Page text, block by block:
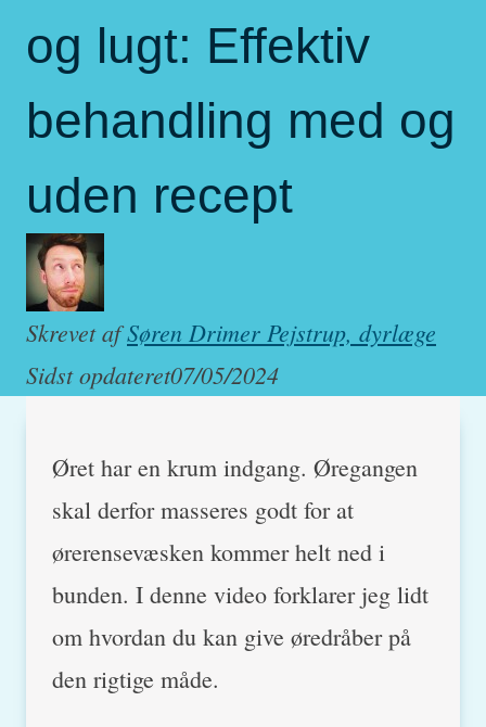
og lugt: Effektiv
behandling med og
uden recept
Skrevet afSøren Drimer Pejstrup, dyrlæge
Sidst opdateret07/05/2024
Øret har en krum indgang. Øregangen
skal derfor masseres godt for at
ørerensevæsken kommer helt ned i
bunden. I denne video forklarer jeg lidt
om hvordan du kan give øredråber på
den rigtige måde.